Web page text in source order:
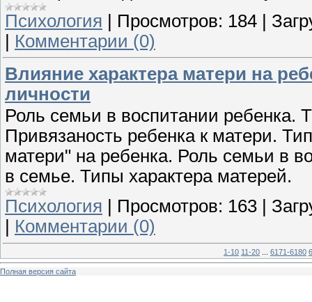
Психология | Просмотров: 184 |
| Комментарии (0)
Влияние характера матери на
личности
Роль семьи в воспитании
Привязаность ребенка к матери.
матери" на ребенка. Роль семьи в
в семье. Типы характера матерей.
Психология
Просмотров: 163
Комментарии (0)
1-10 11-20 6171-6180
Полная версия сайта